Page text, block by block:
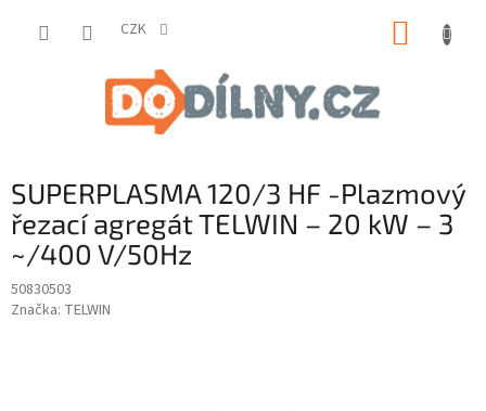
CZK
SUPERPLASMA 120/3 HF -Plazmový
řezací agregát TELWIN – 20 kW – 3
~/400 V/50Hz
50830503
Značka: TELWIN